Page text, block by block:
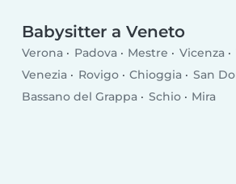
Babysitter a Veneto
Verona Padova Mestre Vicenza
Venezia
Rovigo Chioggia
San
Bassano del Grappa
Schio Mira